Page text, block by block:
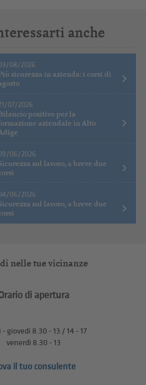
anche
08/2026
sicurezza in azienda: i corsi di
07/2026
positivo per la
aziendale in Alto
06/2026
sul lavoro, a breve due
06/2026
sul lavoro, a breve due
nelle tue vicinanze
di apertura
giovedì 8.30 - 13 / 14 - 17
venerdì 8.30 - 13
il tuo consulente